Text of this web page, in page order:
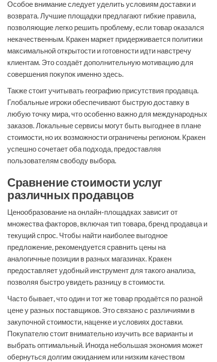
Особое внимание следует уделить условиям доставки и
возврата. Лучшие площадки предлагают гибкие правила,
позволяющие легко решить проблему, если товар оказался
некачественным. Кракен маркет придерживается политики
максимальной открытости и готовности идти навстречу
клиентам. Это создаёт дополнительную мотивацию для
совершения покупок именно здесь.
Также стоит учитывать географию присутствия продавца.
Глобальные игроки обеспечивают быструю доставку в
любую точку мира, что особенно важно для международных
заказов. Локальные сервисы могут быть выгоднее в плане
стоимости, но их возможности ограничены регионом. Кракен
успешно сочетает оба подхода, предоставляя
пользователям свободу выбора.
Сравнение стоимости услуг
различных продавцов
Ценообразование на онлайн-площадках зависит от
множества факторов, включая тип товара, бренд продавца и
текущий спрос. Чтобы найти наиболее выгодное
предложение, рекомендуется сравнить цены на
аналогичные позиции в разных магазинах. Кракен
предоставляет удобный инструмент для такого анализа,
позволяя быстро увидеть разницу в стоимости.
Часто бывает, что один и тот же товар продаётся по разной
цене у разных поставщиков. Это связано с различиями в
закупочной стоимости, наценке и условиях доставки.
Покупателю стоит внимательно изучить все варианты и
выбрать оптимальный. Иногда небольшая экономия может
обернуться долгим ожиданием или низким качеством